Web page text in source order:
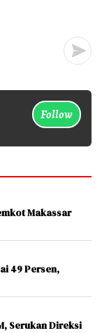
Follow
Makassar
49 Persen,
Serukan Direksi